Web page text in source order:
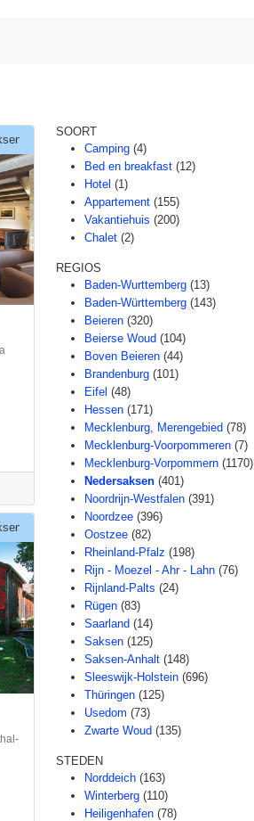
SOORT
Camping (4)
Bed en breakfast (12)
Hotel (1)
Appartement (155)
Vakantiehuis (200)
Chalet (2)
REGIOS
Baden-Wurttemberg (13)
Baden-Württemberg (143)
Beieren (320)
Beierse Woud (104)
Boven Beieren (44)
Brandenburg (101)
Eifel (48)
Hessen (171)
Mecklenburg, Merengebied (78)
Mecklenburg-Voorpommeren (7)
Mecklenburg-Vorpommern (1170)
Nedersaksen (401)
Noordrijn-Westfalen (391)
Noordzee (396)
Oostzee (82)
Rheinland-Pfalz (198)
Rijn - Moezel - Ahr - Lahn (76)
Rijnland-Palts (24)
Rügen (83)
Saarland (14)
Saksen (125)
Saksen-Anhalt (148)
Sleeswijk-Holstein (696)
Thüringen (125)
Usedom (73)
Zwarte Woud (135)
STEDEN
Norddeich (163)
Winterberg (110)
Heiligenhafen (78)